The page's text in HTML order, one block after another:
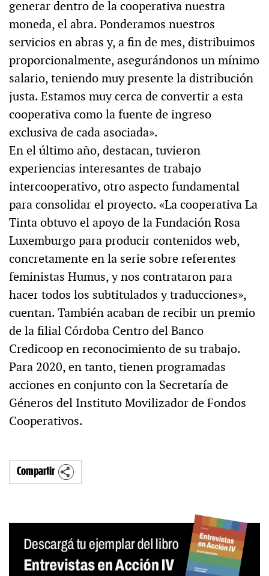
generar dentro de la cooperativa nuestra
moneda, el abra. Ponderamos nuestros
servicios en abras y, a fin de mes, distribuimos
proporcionalmente, asegurándonos un mínimo
salario, teniendo muy presente la distribución
justa. Estamos muy cerca de convertir a esta
cooperativa como la fuente de ingreso
exclusiva de cada asociada».
En el último año, destacan, tuvieron
experiencias interesantes de trabajo
intercooperativo, otro aspecto fundamental
para consolidar el proyecto. «La cooperativa La
Tinta obtuvo el apoyo de la Fundación Rosa
Luxemburgo para producir contenidos web,
concretamente en la serie sobre referentes
feministas Humus, y nos contrataron para
hacer todos los subtitulados y traducciones»,
cuentan. También acaban de recibir un premio
de la filial Córdoba Centro del Banco
Credicoop en reconocimiento de su trabajo.
Para 2020, en tanto, tienen programadas
acciones en conjunto con la Secretaría de
Géneros del Instituto Movilizador de Fondos
Cooperativos.
Compartir